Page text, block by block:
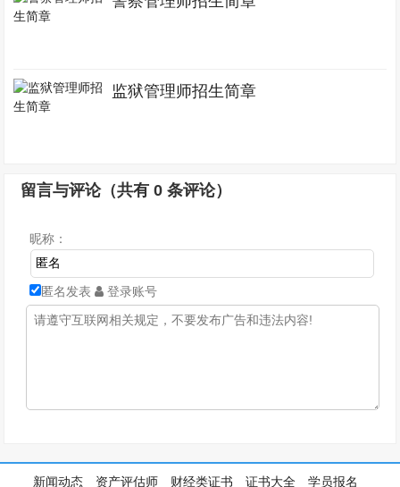
监狱管理师招生简章
留言与评论（共有0 条评论）
昵称：
匿名发表 登录账号
新闻动态 资产评估师 财经类证书 证书大全 学员报名